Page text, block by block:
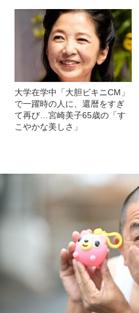
大学在学中「大胆ビキニCM」
で一躍時の人に、還暦をすぎ
て再び…宮崎美子65歳の「す
こやかな美しさ」